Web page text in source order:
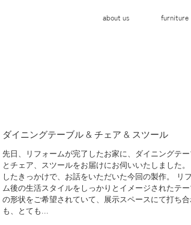
about us furniture
ダイニングテーブル & チェア & スツール
先日、リフォームが完了したお家に、ダイニングテ
とチェア、スツールをお届けにお伺いいたしました。
したきっかけで、お話をいただいた今回の製作。 リ
ム後の生活スタイルをしっかりとイメージされたテ
の形状をご希望されていて、展示スペースにて打ち
も、とても...